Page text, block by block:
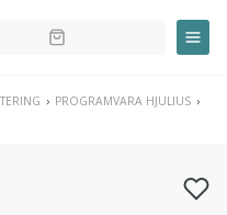
PROGRAMVARA HJULIUS